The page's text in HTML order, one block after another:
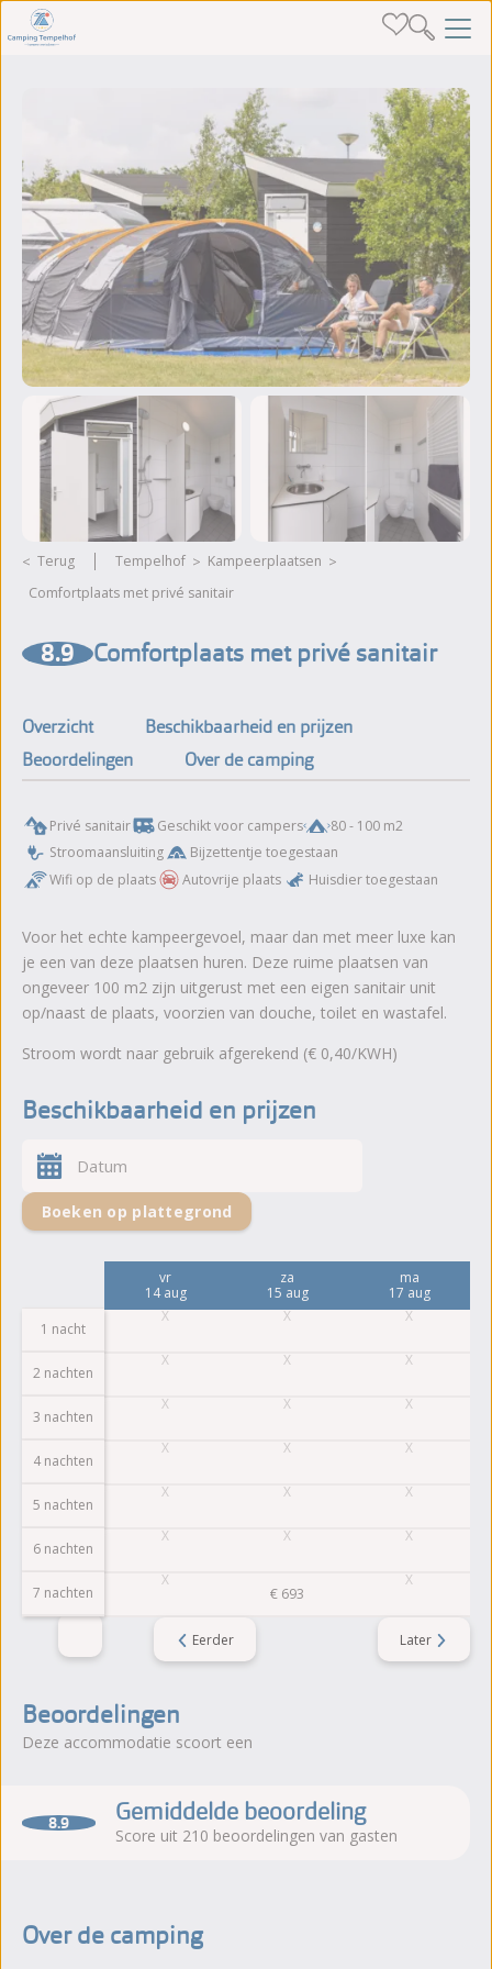
Terug Tempelhof
kampeerplaatsen
Comfortplaats met privé sanitair
8.9 Comfortplaats met privé sanitair
Overzicht
Beschikbaarheid en prijzen
Beoordelingen
Over de camping
Privé sanitair Geschikt voor campers
80 - 100 m2
Stroomaansluiting
Bijzettentje toegestaan
Wifi op de plaats
Autovrije plaats Huisdier toegestaan
Voor het echte kampeergevoel, maar dan met meer luxe kan
je een van deze plaatsen huren. Deze ruime plaatsen van
ongeveer 100 m2 zijn uitgerust met een eigen sanitair unit
op/naast de plaats, voorzien van douche, toilet en wastafel.
Stroom wordt naar gebruik afgerekend (€ 0,40/KWH)
Beschikbaarheid en prijzen
Boeken op plattegrond
Eerder Later
1 nacht
2 nachten
3 nachten
4 nachten
5 nachten
6 nachten
7 nachten
vr
14 aug
za
15 aug
€ 693
ma
17 aug
Beoordelingen
Deze accommodatie scoort een
8.9 Gemiddelde beoordeling
Score uit 210 beoordelingen van gasten
Over de camping